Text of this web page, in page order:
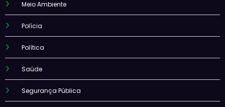
Meio Ambiente
Polícia
Política
Saúde
Segurança Pública